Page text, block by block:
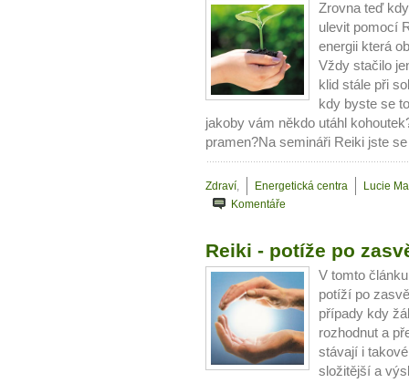
...
Máte pocit, že jste unaveni
Jak mít více energie
Jak vnést do života
Jak být šťastnější
Zrovna teď
ulevit pomocí
energii která
Vždy stačilo
klid stále při
kdy byste se
jakoby vám někdo utáhl
pramen?Na semináři Reiki jste
Zdraví, Energetická centra
Lucie
Komentáře
Reiki - potíže po
V tomto
potíží po
případy kdy
rozhodnut a
stávají i
složitější a